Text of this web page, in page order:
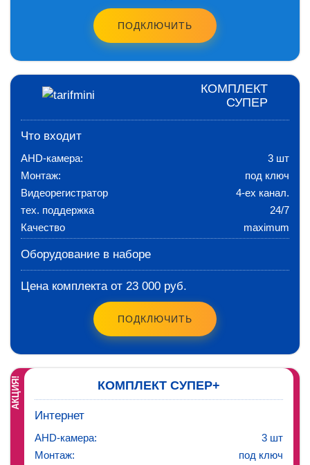
ПОДКЛЮЧИТЬ
КОМПЛЕКТ
СУПЕР
Что входит
AHD-камера:
3 шт
Монтаж:
под ключ
Видеорегистратор
4-ех канал.
тех. поддержка
24/7
Качество
maximum
Оборудование в наборе
Цена комплекта от 23 000 руб.
ПОДКЛЮЧИТЬ
АКЦИЯ! КОМПЛЕКТ СУПЕР+
Интернет
AHD-камера:
3 шт
Монтаж:
под ключ